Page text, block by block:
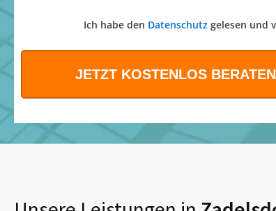
Ich habe den Datenschutzgelesen und